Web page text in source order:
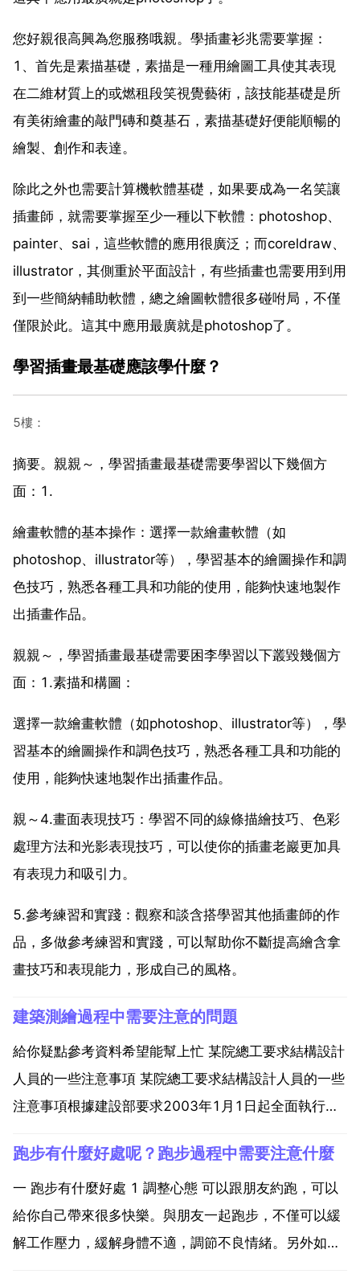
您好親很高興為您服務哦親。學插畫衫兆需要掌握：
1、首先是素描基礎，素描是一種用繪圖工具使其表現
在二維材質上的或燃租段笑視覺藝術，該技能基礎是所
有美術繪畫的敲門磚和奠基石，素描基礎好便能順暢的
繪製、創作和表達。
除此之外也需要計算機軟體基礎，如果要成為一名笑讓
插畫師，就需要掌握至少一種以下軟體：photoshop、
painter、sai，這些軟體的應用很廣泛；而coreldraw、
illustrator，其側重於平面設計，有些插畫也需要用到用
到一些簡納輔助軟體，總之繪圖軟體很多碰咐局，不僅
僅限於此。這其中應用最廣就是photoshop了。
學習插畫最基礎應該學什麼？
5樓：
摘要。親親～，學習插畫最基礎需要學習以下幾個方
面：1.
繪畫軟體的基本操作：選擇一款繪畫軟體（如
photoshop、illustrator等），學習基本的繪圖操作和調
色技巧，熟悉各種工具和功能的使用，能夠快速地製作
出插畫作品。
親親～，學習插畫最基礎需要困李學習以下叢毀幾個方
面：1.素描和構圖：
選擇一款繪畫軟體（如photoshop、illustrator等），學
習基本的繪圖操作和調色技巧，熟悉各種工具和功能的
使用，能夠快速地製作出插畫作品。
親～4.畫面表現技巧：學習不同的線條描繪技巧、色彩
處理方法和光影表現技巧，可以使你的插畫老巖更加具
有表現力和吸引力。
5.參考練習和實踐：觀察和談含搭學習其他插畫師的作
品，多做參考練習和實踐，可以幫助你不斷提高繪含拿
畫技巧和表現能力，形成自己的風格。
建築測繪過程中需要注意的問題
給你疑點參考資料希望能幫上忙 某院總工要求結構設計
人員的一些注意事項 某院總工要求結構設計人員的一些
注意事項根據建設部要求2003年1月1日起全面執行新
各有關2000系列規範，提出以下要點，請各結構設計
人員予以注意 一 一般規定1 設計說明應註明工程...
跑步有什麼好處呢？跑步過程中需要注意什麼
一 跑步有什麼好處 1 調整心態 可以跟朋友約跑，可以
給你自己帶來很多快樂。與朋友一起跑步，不僅可以緩
解工作壓力，緩解身體不適，調節不良情緒。另外如果